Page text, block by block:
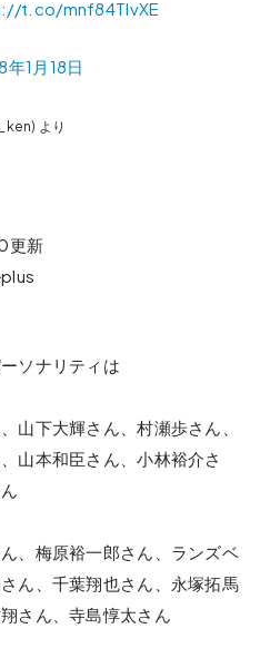
t.co/mnf84TIvXE
年1月18日
より
更新
ソナリティは
山下大輝さん、村瀬歩さん、
山本和臣さん、小林裕介さ
、梅原裕一郎さん、ランズベ
ん、千葉翔也さん、永塚拓馬
さん、寺島惇太さん